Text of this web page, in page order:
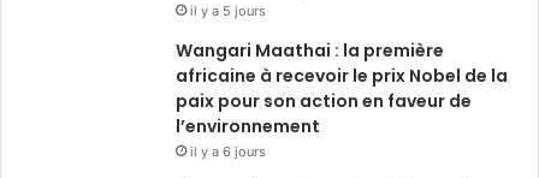
il y a 5 jours
Wangari Maathai : la première
africaine à recevoir le prix Nobel de la
paix pour son action en faveur de
l’environnement
il y a 6 jours